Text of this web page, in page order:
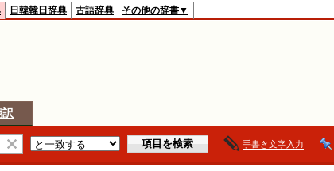
日韓韓日辞典 古語辞典 その他の辞書▼
手書き文字入力